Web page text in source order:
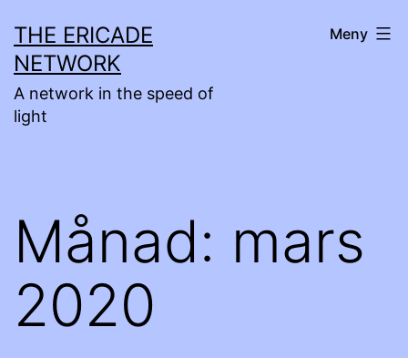
till
innehåll
THE ERICADE
NETWORK
A network in the speed of
light
Meny
Månad: mars
2020